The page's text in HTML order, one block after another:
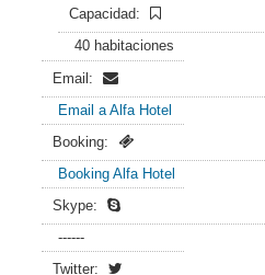
Capacidad:
40 habitaciones
Email:
Email a Alfa Hotel
Booking:
Booking Alfa Hotel
Skype:
------
Twitter: